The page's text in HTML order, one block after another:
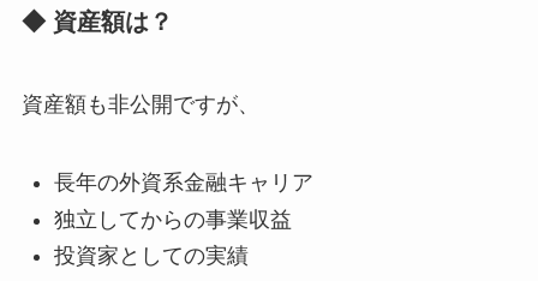
◆ 資産額は？
資産額も非公開ですが、
長年の外資系金融キャリア
独立してからの事業収益
投資家としての実績